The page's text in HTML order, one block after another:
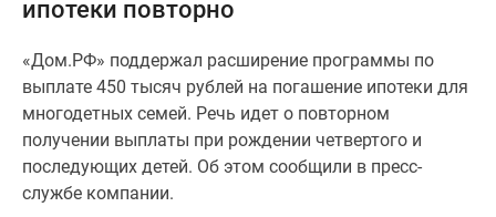
застройщики
помещения
Квартиры
карте
Эксперты
ипотеки повторно
«Дом.РФ» поддержал расширение программы по
выплате 450 тысяч рублей на погашение ипотеки для
многодетных семей. Речь идет о повторном
получении выплаты при рождении четвертого и
последующих детей. Об этом сообщили в пресс-
службе компании.